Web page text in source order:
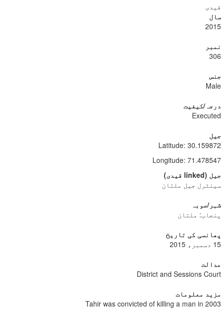
قیدی
سال
2015
نمبر
306
جنس
Male
درجہ/کیفیت
Executed
جیل
Latitude: 30.159872
Longitude: 71.478547
جیل (
linked قیدی)
سینٹرل جیل ملتان
شہر/صوبہ
پنجاب: ملتان
پھانسی کی تاریخ
15 دسمبر، 2015
عدالت
District and Sessions Court
مزید معلومات
Tahir was convicted of killing a man in 2003